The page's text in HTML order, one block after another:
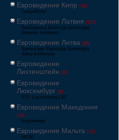
Евровидение Кипр [52]
Γιουροβίζιον
Евровидение Латвия [125]
Eirodziesma Eirovīzija Eirovīzijas
dziesmu konkurss
Евровидение Литва [65]
Eurovizijoje Eurovizija Eurovizijos
dainų konkursas
Евровидение
Лихтенштейн [6]
Евровидение
Люксембург [6]
RTL Luxembourg LSC
Евровидение Македония
[24]
Евровизија
Евровидение Мальта [51]
MESC